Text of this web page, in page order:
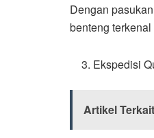
Dengan
benteng
Ekspedisi
Artikel Terkait